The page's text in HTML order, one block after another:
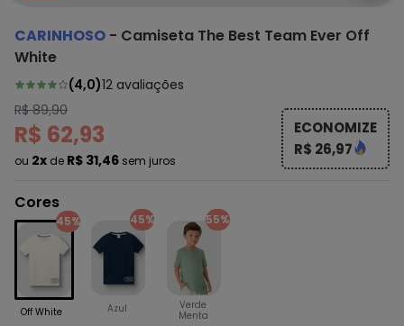
CARINHOSO - Camiseta The Best Team Ever Off
White
(4,0)12 avaliações
R$ 89,90
R$ 62,93
ou 2x de R$ 31,46 sem juros
ECONOMIZE
R$ 26,97
Cores
45%
Off White
45%
Azul
55%
Verde
Menta